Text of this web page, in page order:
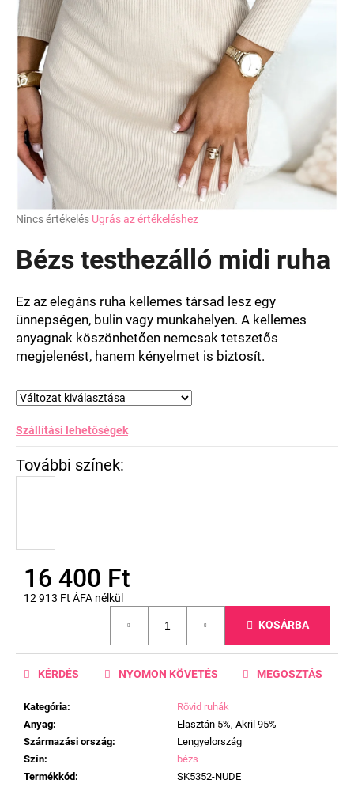
A
átlagos
értékelése
0,0
csillag.
Nincs értékelés Ugrás az értékeléshez
Bézs testhezálló midi ruha
Ez az elegáns ruha kellemes társad lesz egy
ünnepségen, bulin vagy munkahelyen. A kellemes
anyagnak köszönhetően nemcsak tetszetős
megjelenést, hanem kényelmet is biztosít.
Szállítási lehetőségek
16 400 Ft
12 913 Ft ÁFA nélkül
KOSÁRBA
Kategória:
Rövid ruhák
Anyag:
Elasztán 5%, Akril 95%
Származási ország:
Lengyelország
Szín:
bézs
Termékkód: SK5352-NUDE
KÉRDÉS NYOMON KÖVETÉS MEGOSZTÁS